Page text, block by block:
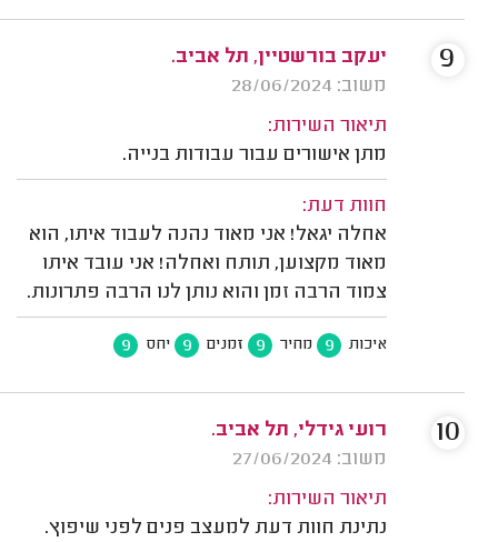
יעקב בורשטיין, תל אביב.
משוב: 28/06/2024
תיאור השירות:
מתן אישורים עבור עבודות בנייה.
חוות דעת:
אחלה יגאל! אני מאוד נהנה לעבוד איתו, הוא
מאוד מקצוען, תותח ואחלה! אני עובד איתו
צמוד הרבה זמן והוא נותן לנו הרבה פתרונות.
איכות 9 מחיר 9 זמנים 9 יחס 9
9
רועי גידלי, תל אביב.
משוב: 27/06/2024
תיאור השירות:
נתינת חוות דעת למעצב פנים לפני שיפוץ.
10